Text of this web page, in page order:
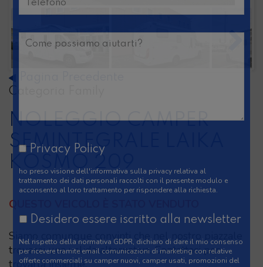
Categoria Family
NOLEGGIO CAMPER
SEMINTEGRALE LAIKA
KOSMO 209
QUESTO VEICOLO È STATO VENDUTO
Siamo comunque convinti che nel nostro piazzale
troverai una valida alternativa. Contattaci per
trovarla insieme.
Privacy Policy
acconsento al loro trattamento per rispondere alla richiesta.
Desidero essere iscritto alla newsletter